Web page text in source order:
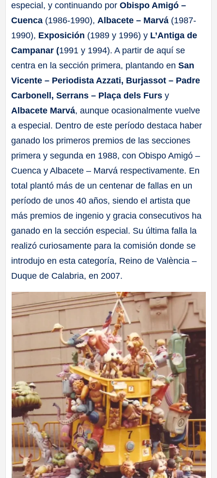
especial, y continuando porObispo Amigó –
Cuenca (1986-1990),Albacete – Marvá (1987-
1990), Exposición (1989 y 1996) y L’Antiga de
Campanar (1991 y 1994). A partir de aquí se
centra en la sección primera, plantando enSan
Vicente – Periodista Azzati, Burjassot – Padre
Carbonell, Serrans – Plaça dels Furs y
Albacete Marvá, aunque ocasionalmente vuelve
a especial. Dentro de este período destaca haber
ganado los primeros premios de las secciones
primera y segunda en 1988, con Obispo Amigó –
Cuenca y Albacete – Marvá respectivamente. En
total plantó más de un centenar de fallas en un
período de unos 40 años, siendo el artista que
más premios de ingenio y gracia consecutivos ha
ganado en la sección especial. Su última falla la
realizó curiosamente para la comisión donde se
introdujo en esta categoría, Reino de València –
Duque de Calabria, en 2007.